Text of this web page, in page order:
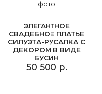
ЭЛЕГАНТНОЕ
СВАДЕБНОЕ ПЛАТЬЕ
СИЛУЭТА-РУСАЛКА С
ДЕКОРОМ В ВИДЕ
БУСИН
50 500 р.